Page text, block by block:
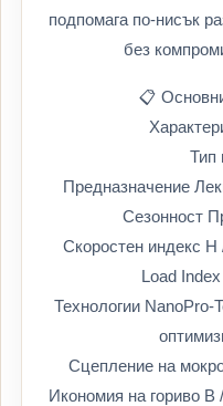
подпомага по-нисък
без
📋
Тип
Предназначение
Сезонност
Скоростен индекс
Load
Технологии
Сцепление на
Икономия на гориво B